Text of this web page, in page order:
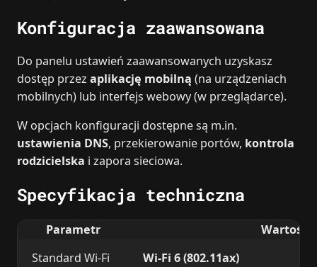
Konfiguracja zaawansowana
Do panelu ustawień zaawansowanych uzyskasz
dostęp przez aplikację mobilną (na urządzeniach
mobilnych) lub interfejs webowy (w przeglądarce).
W opcjach konfiguracji dostępne są m.in.
ustawienia DNS, przekierowanie portów, kontrola
rodzicielska i zapora sieciowa.
Specyfikacja techniczna
Parametr
Wartość
Standard Wi‑Fi
Wi‑Fi 6 (802.11ax)